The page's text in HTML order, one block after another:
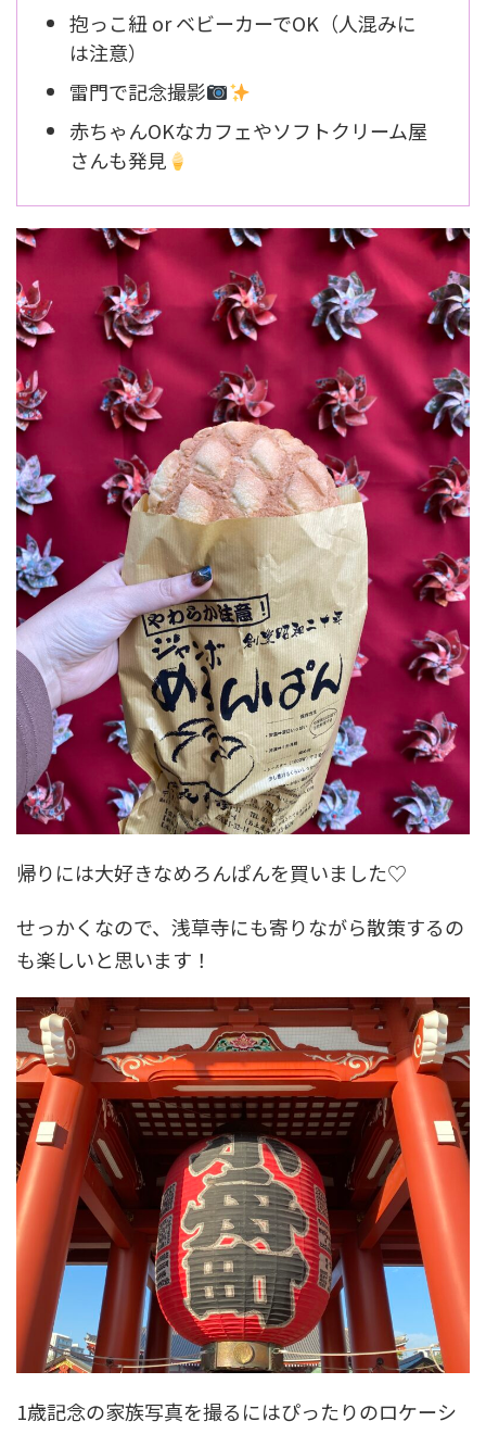
抱っこ紐 or ベビーカーでOK（人混みに
は注意）
雷門で記念撮影
赤ちゃんOKなカフェやソフトクリーム屋
さんも発見
帰りには大好きなめろんぱんを買いました♡
せっかくなので、浅草寺にも寄りながら散策するの
も楽しいと思います！
1歳記念の家族写真を撮るにはぴったりのロケーシ